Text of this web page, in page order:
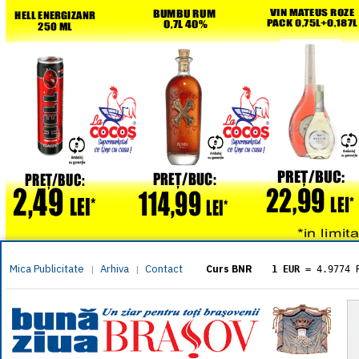
Mica Publicitate | Arhiva | Contact Curs BNR 1 EUR = 4.9774
= 5.8304
1 XAU= 464.4611
1 AED= 1.1933
1 AUD= 2.7957
1 BGN= 2.5449